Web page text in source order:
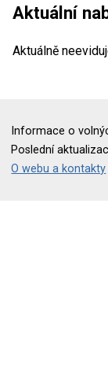
Aktuální
Aktuálně
Informace o
Poslední
O webu a kontakty